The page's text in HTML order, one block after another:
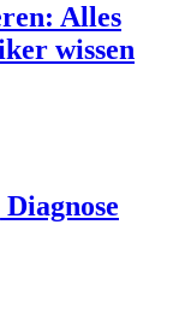
Alles
wissen